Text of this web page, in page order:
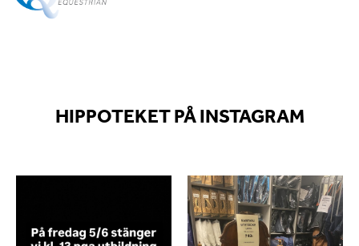
HIPPOTEKET PÅ INSTAGRAM